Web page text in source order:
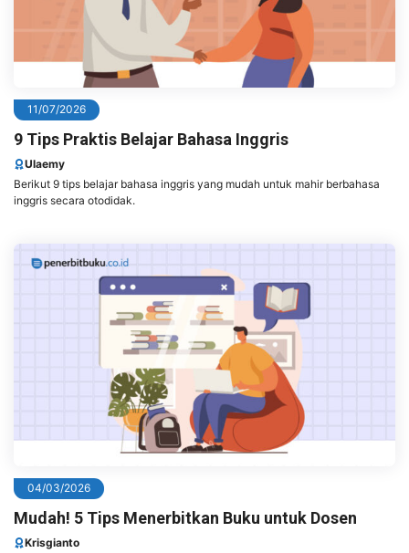
11/07/2026
9 Tips Praktis Belajar Bahasa Inggris
Ulaemy
Berikut 9 tips belajar bahasa inggris yang mudah untuk mahir berbahasa
inggris secara otodidak.
04/03/2026
Mudah! 5 Tips Menerbitkan Buku untuk Dosen
Krisgianto